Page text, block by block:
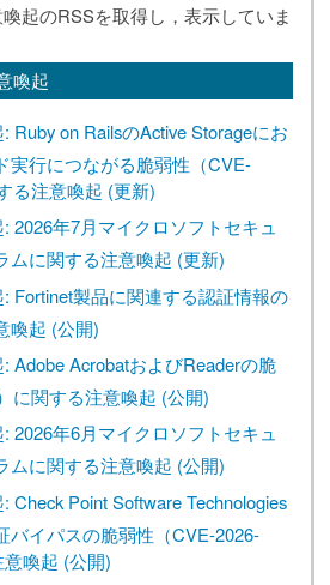
起のRSSを取得し，表示していま
喚起
Ruby on RailsのActive Storageにお
実行につながる脆弱性（CVE-
る注意喚起 (更新)
2026年7月マイクロソフトセキュ
ムに関する注意喚起 (更新)
Fortinet製品に関連する認証情報の
喚起 (公開)
Adobe AcrobatおよびReaderの脆
に関する注意喚起 (公開)
2026年6月マイクロソフトセキュ
ムに関する注意喚起 (公開)
Check Point Software Technologies
バイパスの脆弱性（CVE-2026-
喚起 (公開)